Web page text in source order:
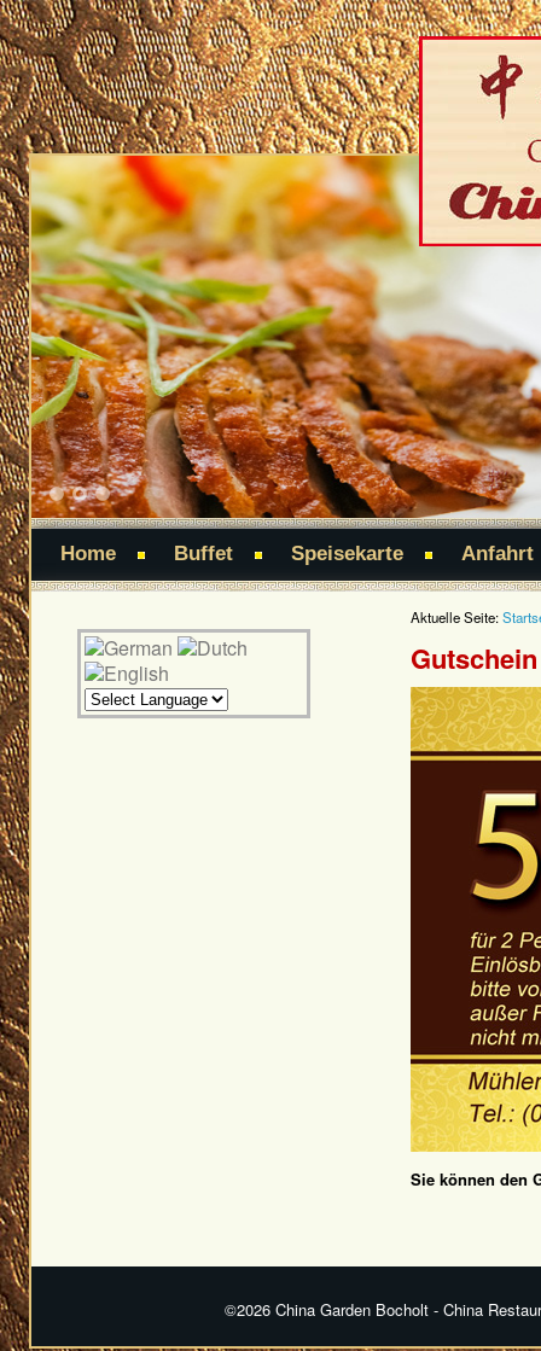
1 2
3
Home
Buffet Speisekarte Anfahrt
Aktuelle Seite:
Gutschein
Sie können den
©2026 China Garden Bocholt - China